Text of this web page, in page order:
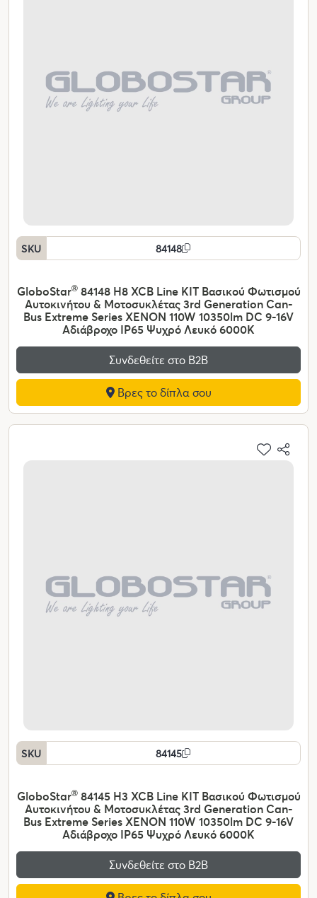
SKU 84148
GloboStar®84148 H8 XCB Line KIT Βασικού Φωτισμού
Αυτοκινήτου & Μοτοσυκλέτας 3rd Generation Can-
Bus Extreme Series XENON 110W 10350lm DC 9-16V
Αδιάβροχο IP65 Ψυχρό Λευκό 6000K
Συνδεθείτε στο Β2Β
Βρες το δίπλα σου
SKU 84145
GloboStar®84145 H3 XCB Line KIT Βασικού Φωτισμού
Αυτοκινήτου & Μοτοσυκλέτας 3rd Generation Can-
Bus Extreme Series XENON 110W 10350lm DC 9-16V
Αδιάβροχο IP65 Ψυχρό Λευκό 6000K
Συνδεθείτε στο Β2Β